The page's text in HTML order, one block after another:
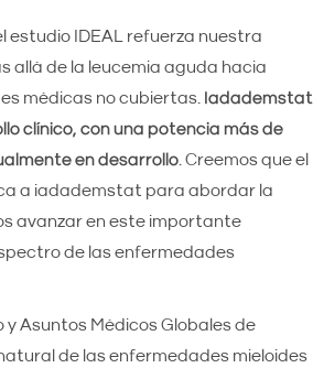
estudio IDEAL refuerza nuestra
allá de la leucemia aguda hacia
médicas no cubiertas. Iadademstat
clínico, con una potencia más de
en desarrollo. Creemos que el
a iadademstat para abordar la
avanzar en este importante
de las enfermedades
Asuntos Médicos Globales de
de las enfermedades mieloides